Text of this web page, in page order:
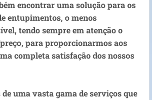
encontrar uma solução para os
entupimentos, o menos
tendo sempre em atenção o
para proporcionarmos aos
completa satisfação dos nossos
uma vasta gama de serviços que